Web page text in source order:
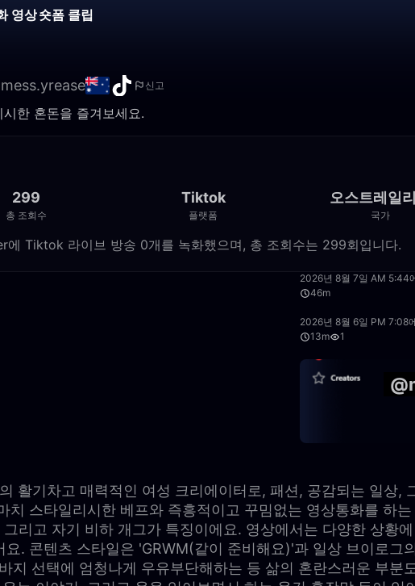
영상숏폼 클립
mess.yrease 신고
한 혼돈을 즐겨보세요.
299
총 조회수
Tiktok
플랫폼
오스트레일
국가
Tiktok 라이브 방송 0개를 녹화했으며, 총 조회수는 299회입니다.
2026년 8월 7일 AM 5:44
46m
2026년 8월 6일 PM 7:08
13m
1
활기차고 매력적인 여성 크리에이터로, 패션, 공감되는 일상,
치 스타일리시한 베프와 즉흥적이고 꾸밈없는 영상통화를 하
리고 자기 비하 개그가 특징이에요. 영상에서는 다양한 상황
. 콘텐츠 스타일은 'GRWM(같이 준비해요)'과 일상 브이로
지 선택에 엄청나게 우유부단해하는 등 삶의 혼란스러운 부